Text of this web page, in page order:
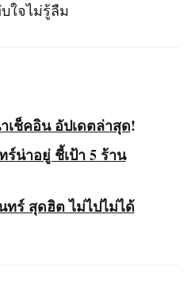
ใจไม่รู้ลืม
เช็คอิน อัปเดตล่าสุด!
น่าอยู่ ชี้เป้า 5 ร้าน
ทร์ สุดฮิต ไม่ไปไม่ได้